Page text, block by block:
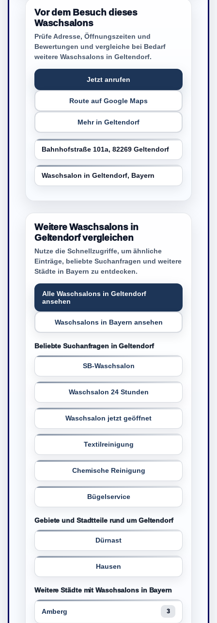
Vor dem Besuch dieses
Waschsalons
Prüfe Adresse, Öffnungszeiten und
Bewertungen und vergleiche bei Bedarf
weitere Waschsalons in Geltendorf.
Jetzt anrufen
Route auf Google Maps
Mehr in Geltendorf
Bahnhofstraße 101a, 82269 Geltendorf
Waschsalon in Geltendorf, Bayern
Weitere Waschsalons in
Geltendorf vergleichen
Nutze die Schnellzugriffe, um ähnliche
Einträge, beliebte Suchanfragen und weitere
Städte in Bayern zu entdecken.
Alle Waschsalons in Geltendorf
ansehen
Waschsalons in Bayern ansehen
Beliebte Suchanfragen in Geltendorf
SB-Waschsalon
Waschsalon 24 Stunden
Waschsalon jetzt geöffnet
Textilreinigung
Chemische Reinigung
Bügelservice
Gebiete und Stadtteile rund um Geltendorf
Dürnast
Hausen
Weitere Städte mit Waschsalons in Bayern
Amberg 3